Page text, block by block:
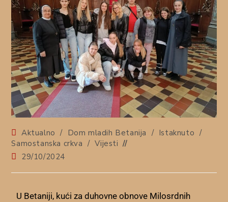
Aktualno / Dom mladih Betanija / Istaknuto /
Samostanska crkva / Vijesti
29/10/2024
U Betaniji, kući za duhovne obnove Milosrdnih